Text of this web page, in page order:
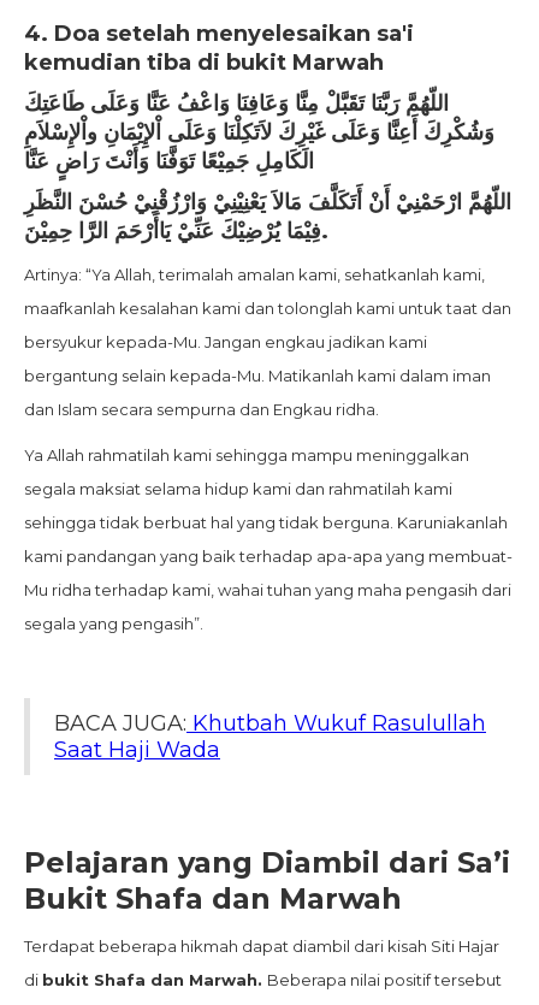
4. Doa setelah menyelesaikan sa'i
kemudian tiba di bukit Marwah
اللّهُمَّ رَبَّنَا تَقَبَّلْ مِنَّا وَعَافِنَا وَاعْفُ عَنَّا وَعَلَى طَاعَتِكَ
وَشُكْرِكَ أَعِنَّا وَعَلَى غَيْرِكَ لاَتَكِلْنَا وَعَلَى اْلإِيْمَانِ واْلإِسْلاَمِ
الَكَامِلِ جَمِيْعًا تَوَفَّنَا وَأَنْتَ رَاضٍ عَنَّا
اللّهُمَّ ارْحَمْنِيْ أَنْ أَتَكَلَّفَ مَالاَ يَعْنِيْنِيْ وَارْزُقْنِيْ حُسْنَ النَّظَرِ
فِيْمَا يُرْضِيْكَ عَنِّيْ يَاأَرْحَمَ الرَّا حِمِيْنَ.
Artinya: “Ya Allah, terimalah amalan kami, sehatkanlah kami,
maafkanlah kesalahan kami dan tolonglah kami untuk taat dan
bersyukur kepada-Mu. Jangan engkau jadikan kami
bergantung selain kepada-Mu. Matikanlah kami dalam iman
dan Islam secara sempurna dan Engkau ridha.
Ya Allah rahmatilah kami sehingga mampu meninggalkan
segala maksiat selama hidup kami dan rahmatilah kami
sehingga tidak berbuat hal yang tidak berguna. Karuniakanlah
kami pandangan yang baik terhadap apa-apa yang membuat-
Mu ridha terhadap kami, wahai tuhan yang maha pengasih dari
segala yang pengasih”.
BACA JUGA: Khutbah Wukuf Rasulullah
Saat Haji Wada
Pelajaran yang Diambil dari Sa’i
Bukit Shafa dan Marwah
Terdapat beberapa hikmah dapat diambil dari kisah Siti Hajar
di bukit Shafa dan Marwah. Beberapa nilai positif tersebut